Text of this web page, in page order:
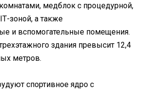
медблок с процедурной,
зоной, а также
и вспомогательные помещения.
здания превысит 12,4
метров.
спортивное ядро с